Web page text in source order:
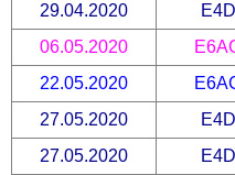
29.04.2020
06.05.2020
22.05.2020
27.05.2020
27.05.2020